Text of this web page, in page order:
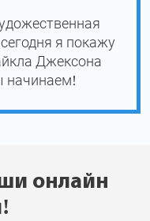
я покажу
Джексона
начинаем!
онлайн